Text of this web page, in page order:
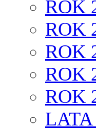
ROK
ROK
ROK
ROK
ROK
LATA